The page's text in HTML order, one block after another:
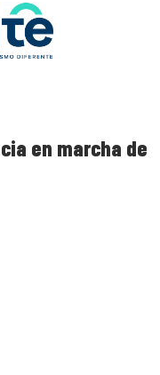
en marcha de